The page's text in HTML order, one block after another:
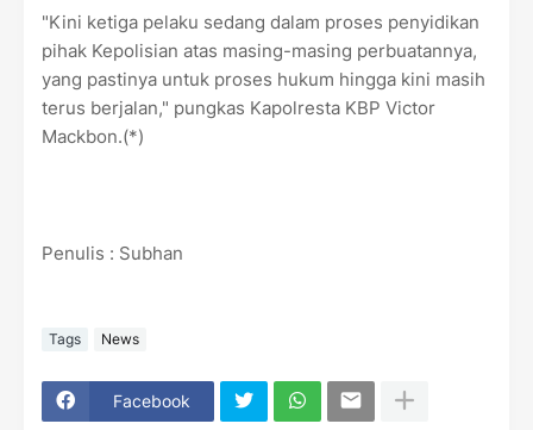
"Kini ketiga pelaku sedang dalam proses penyidikan
pihak Kepolisian atas masing-masing perbuatannya,
yang pastinya untuk proses hukum hingga kini masih
terus berjalan," pungkas Kapolresta KBP Victor
Mackbon.(*)
Penulis : Subhan
Tags News
Facebook